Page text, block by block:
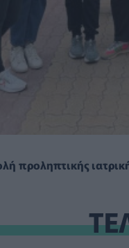
προληπτικής